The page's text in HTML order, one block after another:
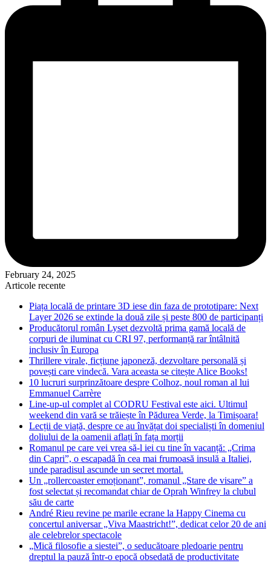
February 24, 2025
Articole recente
Piața locală de printare 3D iese din faza de prototipare: Next
Layer 2026 se extinde la două zile și peste 800 de participanți
Producătorul român Lyset dezvoltă prima gamă locală de
corpuri de iluminat cu CRI 97, performanță rar întâlnită
inclusiv în Europa
Thrillere virale, ficțiune japoneză, dezvoltare personală și
povești care vindecă. Vara aceasta se citește Alice Books!
10 lucruri surprinzătoare despre Colhoz, noul roman al lui
Emmanuel Carrère
Line-up-ul complet al CODRU Festival este aici. Ultimul
weekend din vară se trăiește în Pădurea Verde, la Timișoara!
Lecții de viață, despre ce au învățat doi specialiști în domeniul
doliului de la oamenii aflați în fața morții
Romanul pe care vei vrea să-l iei cu tine în vacanță: „Crima
din Capri”, o escapadă în cea mai frumoasă insulă a Italiei,
unde paradisul ascunde un secret mortal.
Un „rollercoaster emoționant”, romanul „Stare de visare” a
fost selectat și recomandat chiar de Oprah Winfrey la clubul
său de carte
André Rieu revine pe marile ecrane la Happy Cinema cu
concertul aniversar „Viva Maastricht!”, dedicat celor 20 de ani
ale celebrelor spectacole
„Mică filosofie a siestei”, o seducătoare pledoarie pentru
dreptul la pauză într-o epocă obsedată de productivitate